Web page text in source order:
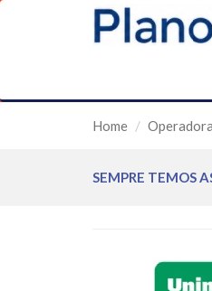
Home
SEMPRE TEMOS